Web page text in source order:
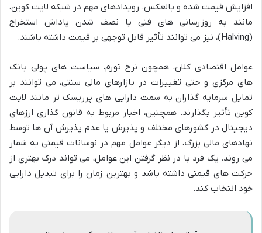
افزایش قیمت شده و بالعکس. رویدادهای مهم در شبکه لایت کوین،
مانند به روزرسانی های فنی یا نصف شدن پاداش استخراج
(Halving)، نیز می توانند تأثیر قابل توجهی بر قیمت داشته باشند.
عوامل اقتصادی کلان، همچون نرخ تورم، سیاست های پولی بانک
های مرکزی و حتی تغییرات در بازارهای مالی سنتی، می توانند بر
تمایل سرمایه گذاران به سمت دارایی های پرریسک تر مانند لایت
کوین تأثیر بگذارند. همچنین، اخبار مربوط به قانون گذاری ارزهای
دیجیتال در کشورهای مختلف و پذیرش یا عدم پذیرش آن ها توسط
نهادهای مالی بزرگ، از دیگر عوامل مهم در نوسانات قیمتی به شمار
می روند. یک فرد با در نظر گرفتن این عوامل، می تواند درک بهتری از
حرکت های قیمتی داشته باشد و بهترین زمان را برای تبدیل دارایی
خود انتخاب کند.